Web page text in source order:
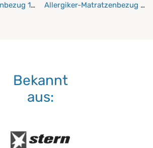
140x190 cm
Allergiker-Matratzenbezug
Bekannt
aus: